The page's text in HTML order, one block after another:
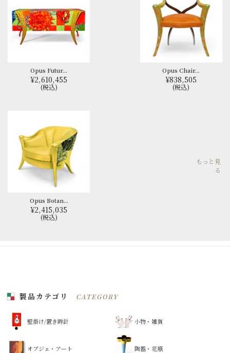
Opus Futur...
¥2,610,455
(税込)
Opus Chair...
¥838,505
(税込)
Opus Botan...
¥2,415,035
(税込)
もっと見
る
製品カテゴリ CATEGORY
壁掛け/置き時計 小物・雑貨
オブジェ・アート 陶器・花瓶